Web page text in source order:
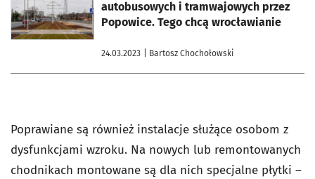
autobusowych i tramwajowych przez
Popowice. Tego chcą wrocławianie
24.03.2023 | Bartosz Chochołowski
Poprawiane są również instalacje służące osobom z
dysfunkcjami wzroku. Na nowych lub remontowanych
chodnikach montowane są dla nich specjalne płytki –